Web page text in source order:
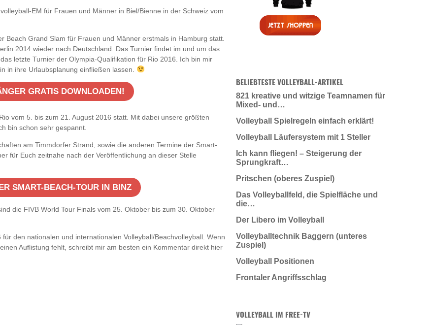
EM für Frauen und Männer in Biel/Bienne in der Schweiz vom
Beach Grand Slam für Frauen und Männer erstmals in Hamburg statt.
2014 wieder nach Deutschland. Das Turnier findet im und um das
letzte Turnier der Olympia-Qualifikation für Rio 2016. Ich bin mir
in ihre Urlaubsplanung einfließen lassen.
GRATIS DOWNLOADEN!
vom 5. bis zum 21. August 2016 statt. Mit dabei unsere größten
bin schon sehr gespannt.
am Timmdorfer Strand, sowie die anderen Termine der Smart-
für Euch zeitnahe nach der Veröffentlichung an dieser Stelle
SMART-BEACH-TOUR IN BINZ
die FIVB World Tour Finals vom 25. Oktober bis zum 30. Oktober
den nationalen und internationalen Volleyball/Beachvolleyball. Wenn
Auflistung fehlt, schreibt mir am besten ein Kommentar direkt hier
BELIEBTESTE VOLLEYBALL-ARTIKEL
821 kreative und witzige Teamnamen für
Mixed- und…
Volleyball Spielregeln einfach erklärt!
Volleyball Läufersystem mit 1 Steller
Ich kann fliegen! – Steigerung der
Sprungkraft…
Pritschen (oberes Zuspiel)
Das Volleyballfeld, die Spielfläche und
die…
Der Libero im Volleyball
Volleyballtechnik Baggern (unteres
Zuspiel)
Volleyball Positionen
Frontaler Angriffsschlag
VOLLEYBALL IM FREE-TV